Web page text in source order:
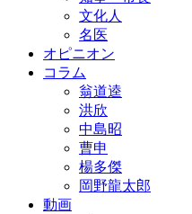
文化人
名医
オピニオン
コラム
翁道逵
洪欣
中島昭
曹申
楊多傑
岡野龍太郎
動画